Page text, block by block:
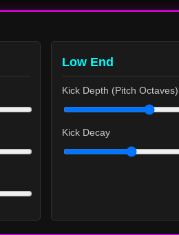
Low End
Kick Depth (Pitch Octaves)
Kick Decay